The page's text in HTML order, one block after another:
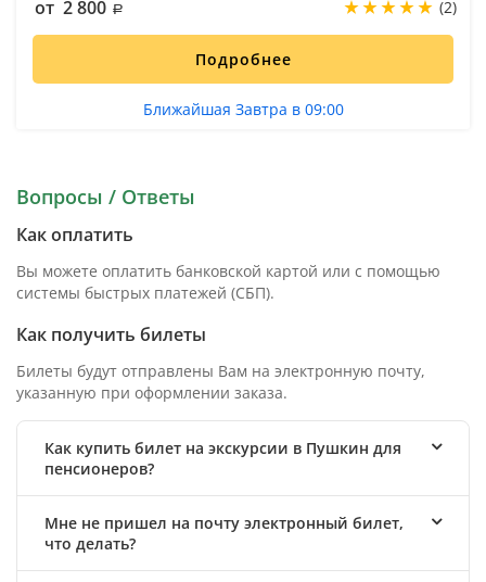
от 2 800 (2)
Подробнее
Ближайшая Завтра в 09:00
Вопросы / Ответы
Как оплатить
Вы можете оплатить банковской картой или с помощью
системы быстрых платежей (СБП).
Как получить билеты
Билеты будут отправлены Вам на электронную почту,
указанную при оформлении заказа.
Как купить билет на экскурсии в Пушкин для
пенсионеров?
Мне не пришел на почту электронный билет,
что делать?